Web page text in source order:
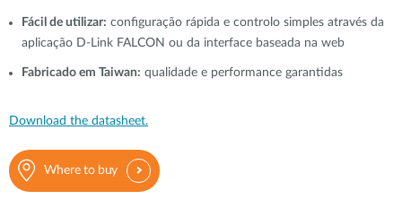
Fácil de utilizar: configuração rápida e controlo simples através da
aplicação D-Link FALCON ou da interface baseada na web
Fabricado em Taiwan: qualidade e performance garantidas
Download the datasheet.
Where to buy